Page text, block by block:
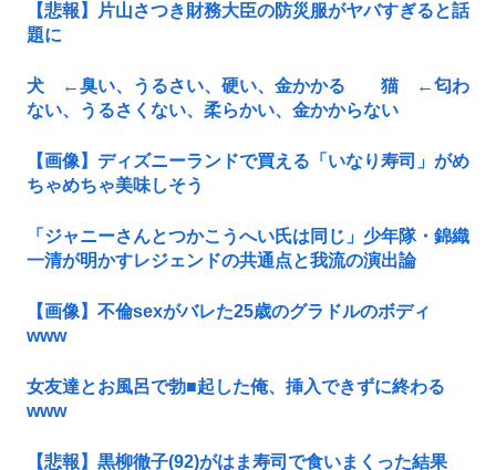
【悲報】片山さつき財務大臣の防災服がヤバすぎると話
題に
犬 ←臭い、うるさい、硬い、金かかる 猫 ←匂わ
ない、うるさくない、柔らかい、金かからない
【画像】ディズニーランドで買える「いなり寿司」がめ
ちゃめちゃ美味しそう
「ジャニーさんとつかこうへい氏は同じ」少年隊・錦織
一清が明かすレジェンドの共通点と我流の演出論
【画像】不倫sexがバレた25歳のグラドルのボディ
www
女友達とお風呂で勃■起した俺、挿入できずに終わる
www
【悲報】黒柳徹子(92)がはま寿司で食いまくった結果